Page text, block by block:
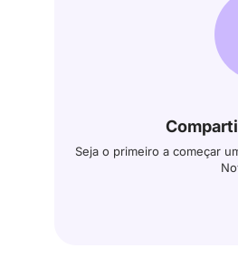
Seja o primeiro a começar